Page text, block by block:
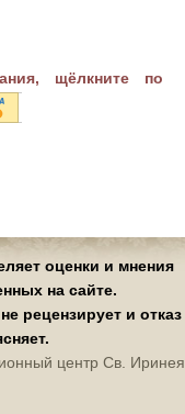
щёлкните по
оценки и мнения
на сайте.
рецензирует и отказ
центр Св. Иринея